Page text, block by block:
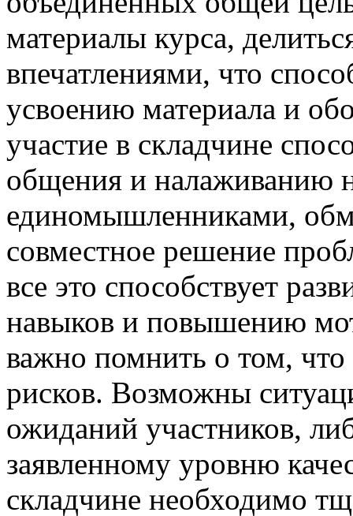
материалы курса,
впечатлениями, что
усвоению материала и
участие в складчине
общения и налаживанию
единомышленниками,
совместное решение
все это способствует
навыков и повышению
важно помнить о том,
рисков. Возможны
ожиданий участников,
заявленному уровню
складчине необходимо